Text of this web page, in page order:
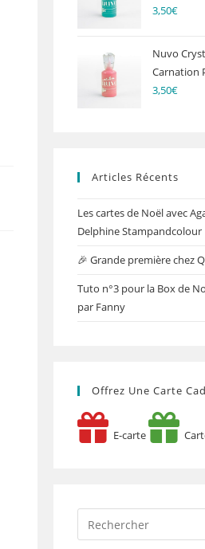
3,50€
Nuvo
Carnation
3,50€
Articles Récents
Les cartes de Noël avec
Delphine Stampandcolour
🎉 Grande première chez
Tuto n°3 pour la Box de
par Fanny
Offrez Une Carte
E-carte